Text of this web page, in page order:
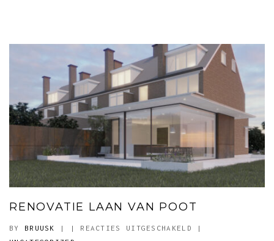
RENOVATIE LAAN VAN POOT
BY BRUUSK | | REACTIES UITGESCHAKELD VOOR
|